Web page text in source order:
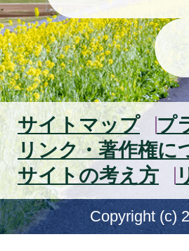
サイトマップ
プ
リンク・著作権に
サイトの考え方
Copyright (c)